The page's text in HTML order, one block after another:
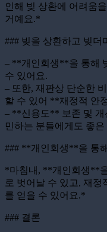
인해 빚 상환에 어려움
거예요.*
### 빚을 상환하고 빚더
– **개인회생**을 통해
수 있어요.
– 또한, 재판상 단순한
할 수 있어 **재정적 안
– **신용도** 보존 및 개
민하는 분들에게도 좋
### **개인회생**을 통
*마침내, **개인회생**
로 벗어날 수 있고, 재정
를 얻을 수 있어요.*
### 결론